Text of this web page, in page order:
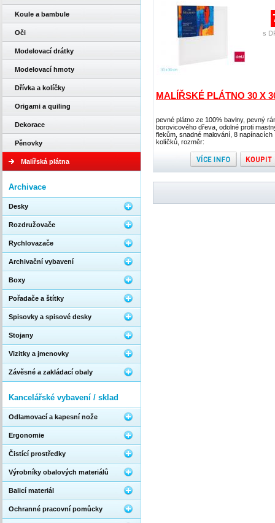
MALÍŘSKÉ PLÁTNO 30 X
pevné plátno ze 100% bavlny, pevný
borovicového dřeva, odolné proti
flekům, snadné malování, 8 napínacích
kolíčků, rozměr:
s
Koule a bambule
Oči
Modelovací drátky
Modelovací hmoty
Dřívka a kolíčky
Origami a quiling
Dekorace
Pěnovky
Malířská plátna
Archivace
Desky
Rozdružovače
Rychlovazače
Archivační vybavení
Boxy
Pořadače a štítky
Spisovky a spisové desky
Stojany
Vizitky a jmenovky
Závěsné a zakládací obaly
Kancelářské vybavení / sklad
Odlamovací a kapesní nože
Ergonomie
Čistící prostředky
Výrobníky obalových materiálů
Balicí materiál
Ochranné pracovní pomůcky